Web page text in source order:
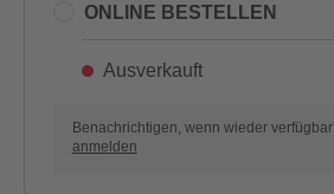
ONLINE BESTELLEN
Ausverkauft
Benachrichtigen, wenn wieder verfügbar
anmelden